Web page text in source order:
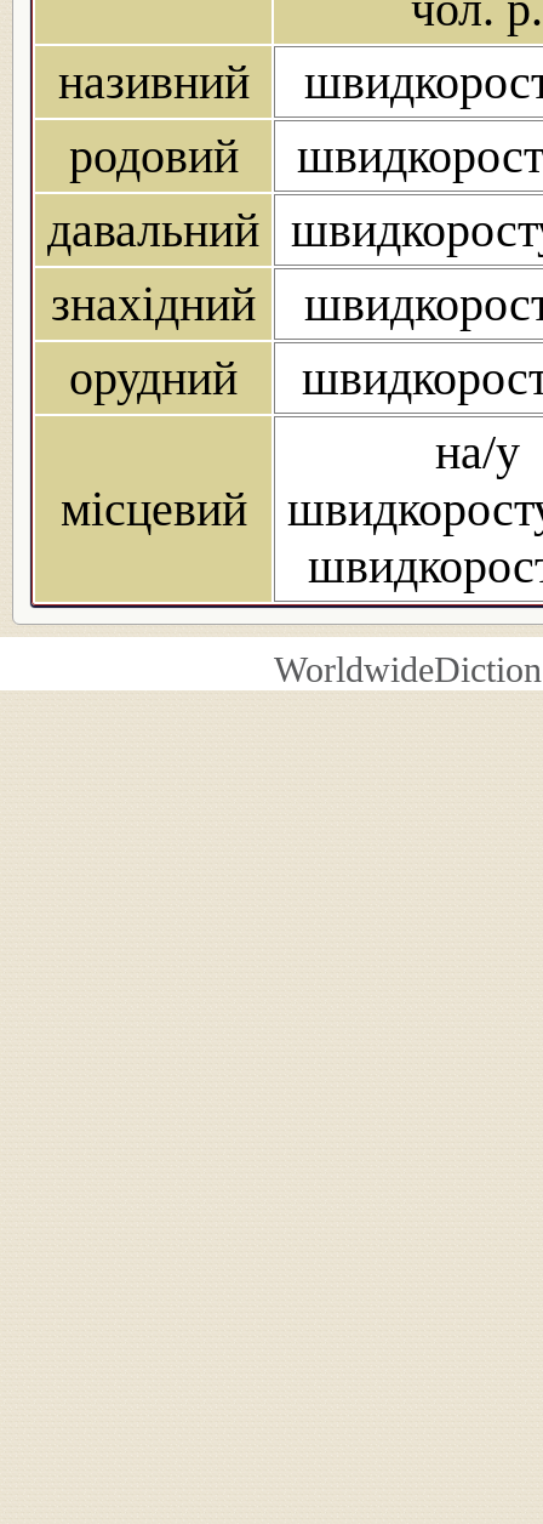
називний
родовий
давальний
знахідний
орудний
місцевий
на/у